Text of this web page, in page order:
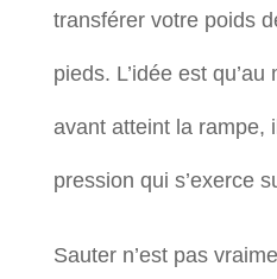
transférer votre poids
pieds. L’idée est
avant atteint la rampe,
pression qui s’exerce
Sauter n’est pas